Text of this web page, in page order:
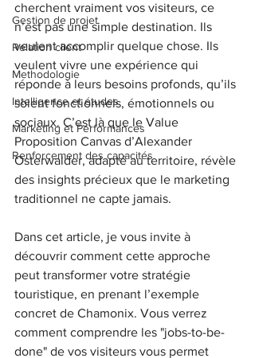
Gestion de projet
Relation client
Methodologie
Intelligence et études
Marketing et Performances
Renforcement des capacités
cherchent vraiment vos visiteurs, ce
n’est pas une simple destination. Ils
veulent accomplir quelque chose. Ils
veulent vivre une expérience qui
réponde à leurs besoins profonds, qu’ils
soient fonctionnels, émotionnels ou
sociaux. C’est là que le Value
Proposition Canvas d’Alexander
Osterwalder, adapté au territoire, révèle
des insights précieux que le marketing
traditionnel ne capte jamais.
Dans cet article, je vous invite à
découvrir comment cette approche
peut transformer votre stratégie
touristique, en prenant l’exemple
concret de Chamonix. Vous verrez
comment comprendre les "jobs-to-be-
done" de vos visiteurs vous permet